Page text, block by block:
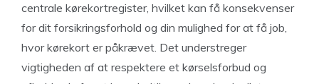
centrale kørekortregister, hvilket kan få konsekvenser
for dit forsikringsforhold og din mulighed for at få job,
hvor kørekort er påkrævet. Det understreger
vigtigheden af at respektere et kørselsforbud og